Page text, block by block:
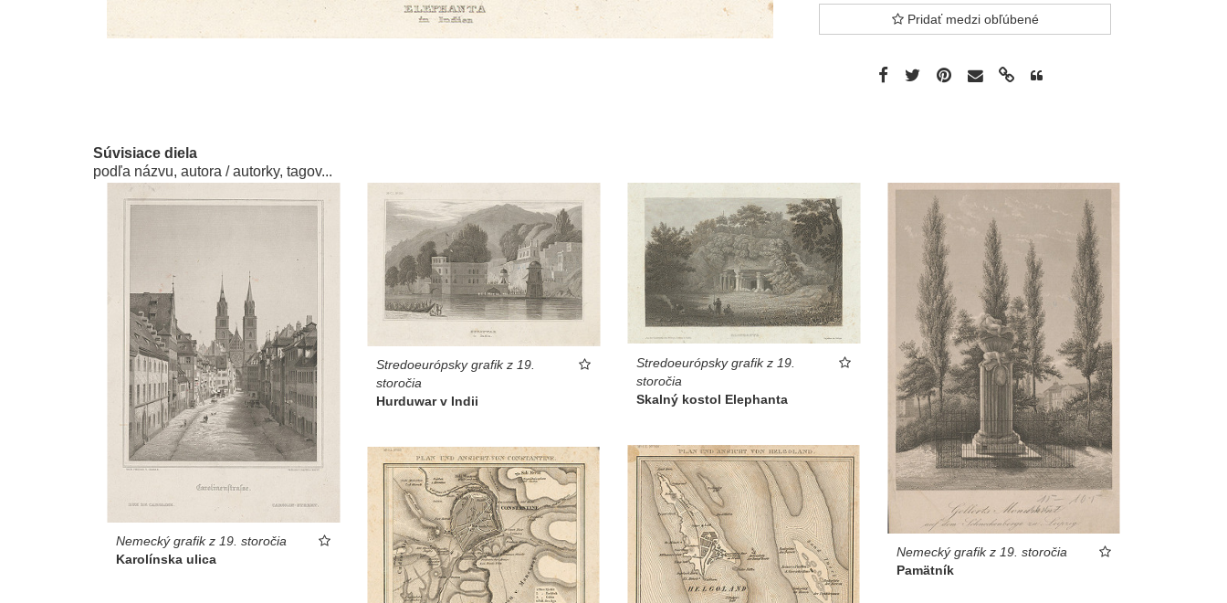
Pridať medzi obľúbené
Súvisiace diela
podľa názvu, autora / autorky, tagov...
Nemecký grafik z 19. storočia
Karolínska ulica
Stredoeurópsky grafik z 19.
storočia
Hurduwar v Indii
Stredoeurópsky grafik z 19.
storočia
Skalný kostol Elephanta
Nemecký grafik z 19. storočia
Pamätník